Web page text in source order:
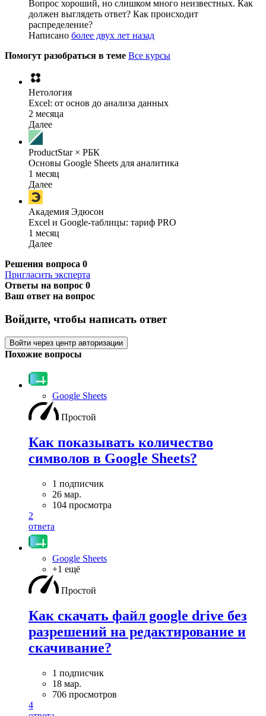
Вопрос хороший, но слишком много неизвестных. Как
должен выглядеть ответ? Как происходит
распределение?
Написано более двух лет назад
Помогут разобраться в теме Все курсы
Нетология
Excel: от основ до анализа данных
2 месяца
Далее
ProductStar × РБК
Основы Google Sheets для аналитика
1 месяц
Далее
Академия Эдюсон
Excel и Google-таблицы: тариф PRO
1 месяц
Далее
Решения вопроса 0
Пригласить эксперта
Ответы на вопрос 0
Ваш ответ на вопрос
Войдите, чтобы написать ответ
Войти через центр авторизации
Похожие вопросы
Google Sheets
Простой
Как показывать количество
символов в Google Sheets?
1 подписчик
26 мар.
104 просмотра
2
ответа
Google Sheets
+1 ещё
Простой
Как скачать файл google drive без
разрешений на редактирование и
скачивание?
1 подписчик
18 мар.
706 просмотров
4